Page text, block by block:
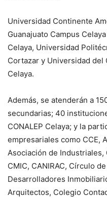
Universidad Continente
Guanajuato Campus
Celaya, Universidad
Cortazar y Universidad del
Celaya.
Además, se atenderán a
secundarias; 40
CONALEP Celaya; y la
empresariales como CCE,
Asociación de Industriales,
CMIC, CANIRAC, Círculo
Desarrolladores
Arquitectos, Colegio